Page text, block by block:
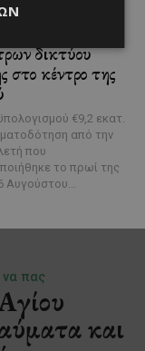
η
δικτύου
στο κέντρο της
€9,2 εκατ.
από την
το πρωί της
Αυγούστου...